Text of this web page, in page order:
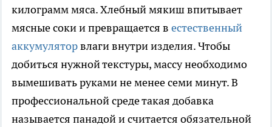
килограмм мяса. Хлебный мякиш впитывает
мясные соки и превращается в естественный
аккумуляторвлаги внутри изделия. Чтобы
добиться нужной текстуры, массу необходимо
вымешивать руками не менее семи минут. В
профессиональной среде такая добавка
называется панадой и считается обязательной